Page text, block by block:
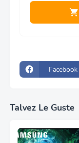
Facebook
Talvez Le Guste